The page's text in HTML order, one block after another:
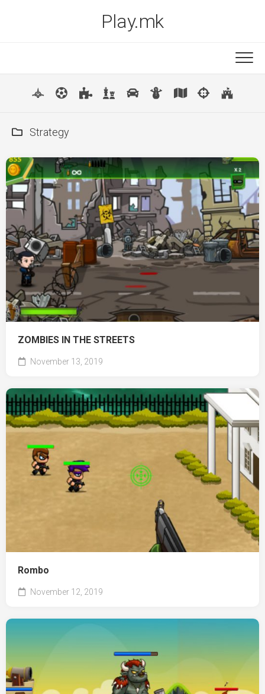
Play.mk
New
Strategy
ZOMBIES IN THE STREETS
November 13, 2019
Rombo
November 12, 2019